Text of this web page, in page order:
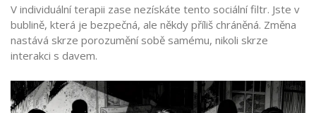
V individuální terapii zase nezískáte tento sociální filtr. Jste v
bublině, která je bezpečná, ale někdy příliš chráněná. Změna
nastává skrze porozumění sobě samému, nikoli skrze
interakci s davem.